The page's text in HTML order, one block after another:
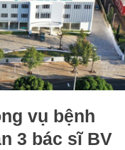
vụ bệnh
3 bác sĩ BV